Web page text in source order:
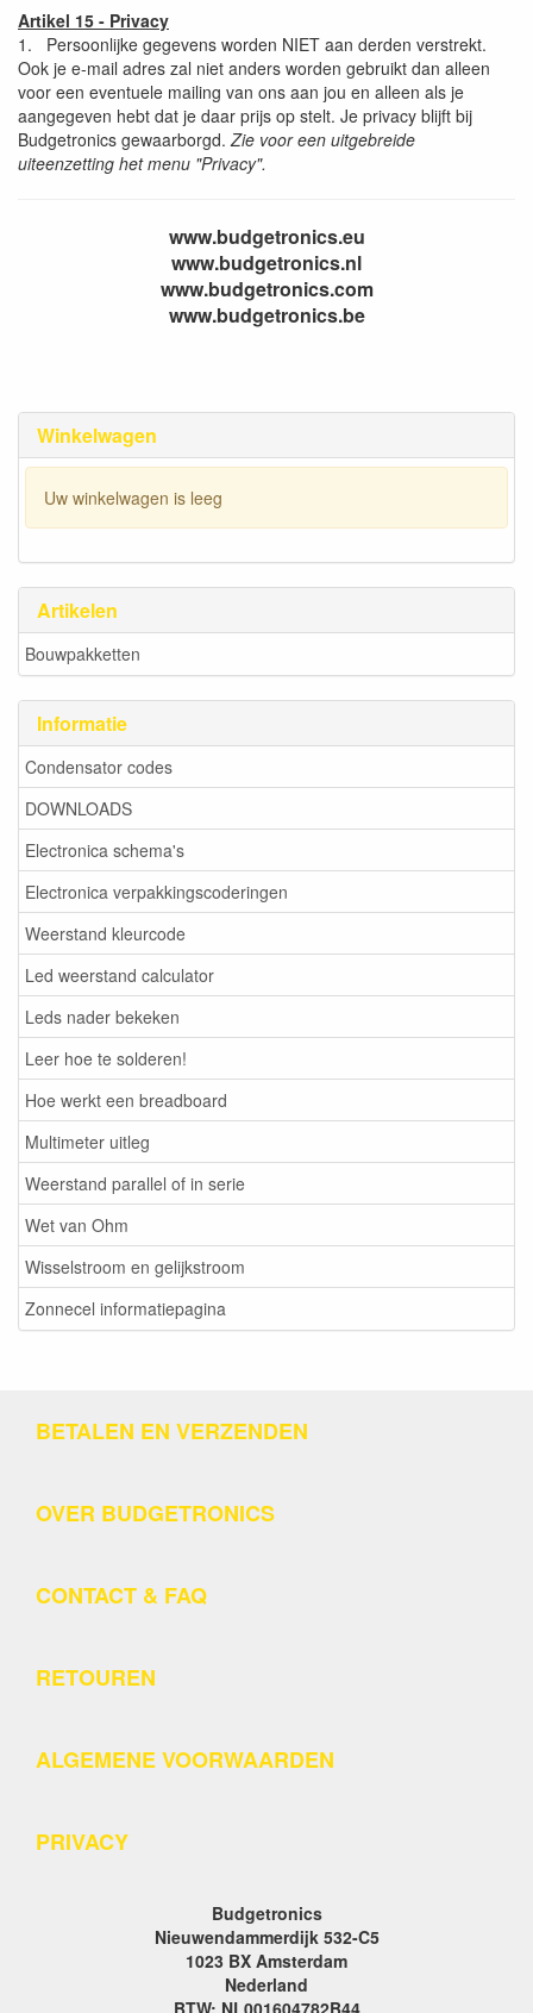
Winkelwagen
Uw winkelwagen is leeg
Artikelen
Bouwpakketten
Informatie
Condensator codes
DOWNLOADS
Electronica schema's
Electronica verpakkingscoderingen
Weerstand kleurcode
Led weerstand calculator
Leds nader bekeken
Leer hoe te solderen!
Hoe werkt een breadboard
Multimeter uitleg
Weerstand parallel of in serie
Wet van Ohm
Wisselstroom en gelijkstroom
Zonnecel informatiepagina
Artikel 15 - Privacy
1. Persoonlijke gegevens worden NIET aan derden verstrekt.
Ook je e-mail adres zal niet anders worden gebruikt dan alleen
voor een eventuele mailing van ons aan jou en alleen als je
aangegeven hebt dat je daar prijs op stelt. Je privacy blijft bij
Budgetronics gewaarborgd. Zie voor een uitgebreide
uiteenzetting het menu "Privacy".
www.budgetronics.eu
www.budgetronics.nl
www.budgetronics.com
www.budgetronics.be
BETALEN EN VERZENDEN
OVER BUDGETRONICS
CONTACT & FAQ
RETOUREN
ALGEMENE VOORWAARDEN
PRIVACY
Budgetronics
Nieuwendammerdijk 532-C5
1023 BX Amsterdam
Nederland
BTW: NL001604782B44